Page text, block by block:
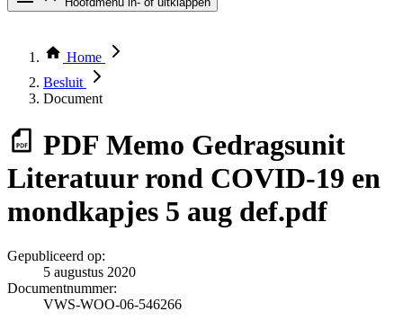
Thema COVID-19
Bekijk per bestuursorgaan
Home
Besluit
Document
PDF Memo Gedragsunit
Literatuur rond COVID-19 en
mondkapjes 5 aug def.pdf
Gepubliceerd op:
5 augustus 2020
Documentnummer:
VWS-WOO-06-546266